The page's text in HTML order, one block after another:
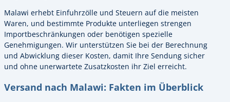
Malawi erhebt Einfuhrzölle und Steuern auf die meisten
Waren, und bestimmte Produkte unterliegen strengen
Importbeschränkungen oder benötigen spezielle
Genehmigungen. Wir unterstützen Sie bei der Berechnung
und Abwicklung dieser Kosten, damit Ihre Sendung sicher
und ohne unerwartete Zusatzkosten ihr Ziel erreicht.
Versand nach Malawi: Fakten im Überblick